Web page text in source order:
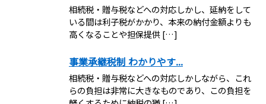
相続税・贈与税などへの対応しかし、延納をして
いる間は利子税がかかり、本来の納付金額よりも
高くなることや担保提供 […]
事業承継税制 わかりやす...
相続税・贈与税などへの対応しかしながら、これ
らの負担は非常に大きなものであり、この負担を